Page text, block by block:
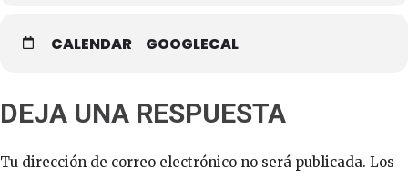
CALENDAR GOOGLECAL
DEJA UNA RESPUESTA
Tu dirección de correo electrónico no será publicada. Los